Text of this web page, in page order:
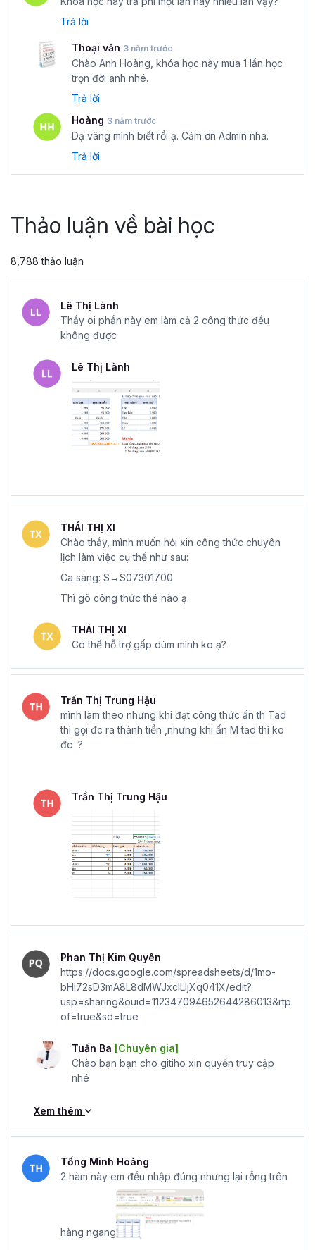
Trả lời
Thoại văn 3 năm trước
Chào Anh Hoàng, khóa học này mua 1 lần học
trọn đời anh nhé.
Trả lời
Hoàng 3 năm trước
Dạ vâng mình biết rồi ạ. Cảm ơn Admin nha.
Trả lời
Thảo luận về bài học
8,788 thảo luận
Lê Thị Lành
Thầy oi phần này em làm cả 2 công thức đều
không được
Lê Thị Lành
THÁI THỊ XI
Chào thầy, mình muốn hỏi xin công thức chuyên
lịch làm việc cụ thể như sau:
Ca sáng: S→S07301700
Thì gõ công thức thé nào ạ.
THÁI THỊ XI
Có thế hỗ trợ gấp dùm mình ko ạ?
Trần Thị Trung Hậu
mình làm theo nhưng khi đạt công thức ấn th Tad
thì gọi đc ra thành tiền ,nhưng khi ấn M tad thì ko
đc ?
Trần Thị Trung Hậu
Phan Thị Kim Quyên
https://docs.google.com/spreadsheets/d/1mo-
bHI72sD3mA8L8dMWJxclLIjXq041X/edit?
usp=sharing&ouid=112347094652644286013&rtp
of=true&sd=true
Tuấn Ba [Chuyên gia]
Chào bạn bạn cho gitiho xin quyền truy cập
nhé
Xem thêm
Tống Minh Hoàng
2 hàm này em đều nhập đúng nhưng lại rỗng trên
hàng ngang